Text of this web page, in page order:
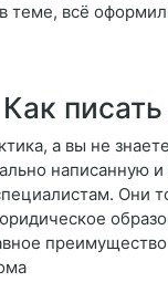
теме, всё
а вы не
написанную и
Они